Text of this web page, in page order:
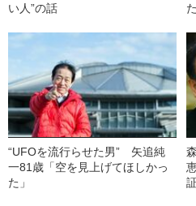
い人”の話
“UFOを流行らせた男” 矢追純
一81歳「空を見上げてほしかっ
た」